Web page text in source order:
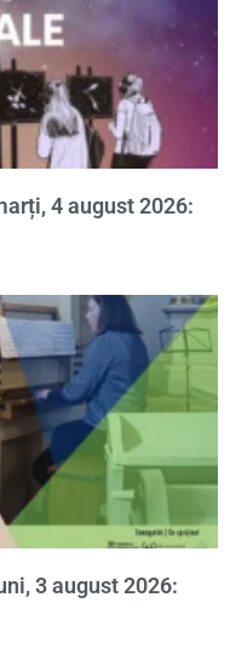
4 august 2026:
3 august 2026: